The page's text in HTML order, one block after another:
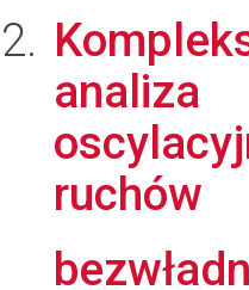
analiza
ruchów